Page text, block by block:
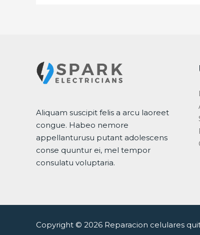
Aliquam suscipit felis a arcu laoreet
congue. Habeo nemore
appellanturusu putant adolescens
conse quuntur ei, mel tempor
consulatu voluptaria.
Copyright © 2026 Reparacion celulares